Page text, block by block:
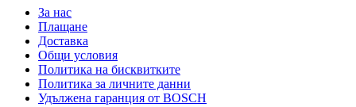
За нас
Плащане
Доставка
Общи условия
Политика на бисквитките
Политика за личните данни
Удължена гаранция от BOSCH